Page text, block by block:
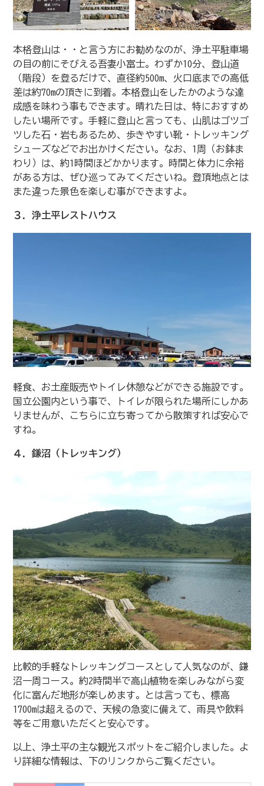
本格登山は・・と言う方にお勧めなのが、浄土平駐車場
の目の前にそびえる吾妻小富士。わずか10分、登山道
（階段）を登るだけで、直径約500m、火口底までの高低
差は約70mの頂きに到着。本格登山をしたかのような達
成感を味わう事もできます。晴れた日は、特におすすめ
したい場所です。手軽に登山と言っても、山肌はゴツゴ
ツした石・岩もあるため、歩きやすい靴・トレッキング
シューズなどでお出かけください。なお、1周（お鉢ま
わり）は、約1時間ほどかかります。時間と体力に余裕
がある方は、ぜひ巡ってみてくださいね。登頂地点とは
また違った景色を楽しむ事ができますよ。
３．浄土平レストハウス
軽食、お土産販売やトイレ休憩などができる施設です。
国立公園内という事で、トイレが限られた場所にしかあ
りませんが、こちらに立ち寄ってから散策すれば安心で
すね。
４．鎌沼（トレッキング）
比較的手軽なトレッキングコースとして人気なのが、鎌
沼一周コース。約2時間半で高山植物を楽しみながら変
化に富んだ地形が楽しめます。とは言っても、標高
1700mは超えるので、天候の急変に備えて、雨具や飲料
等をご用意いただくと安心です。
以上、浄土平の主な観光スポットをご紹介しました。よ
り詳細な情報は、下のリンクからご覧ください。